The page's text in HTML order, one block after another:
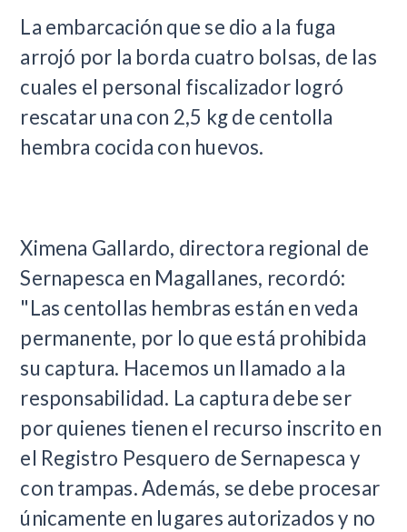
La embarcación que se dio a la fuga
arrojó por la borda cuatro bolsas, de las
cuales el personal fiscalizador logró
rescatar una con 2,5 kg de centolla
hembra cocida con huevos.
Ximena Gallardo, directora regional de
Sernapesca en Magallanes, recordó:
"Las centollas hembras están en veda
permanente, por lo que está prohibida
su captura. Hacemos un llamado a la
responsabilidad. La captura debe ser
por quienes tienen el recurso inscrito en
el Registro Pesquero de Sernapesca y
con trampas. Además, se debe procesar
únicamente en lugares autorizados y no